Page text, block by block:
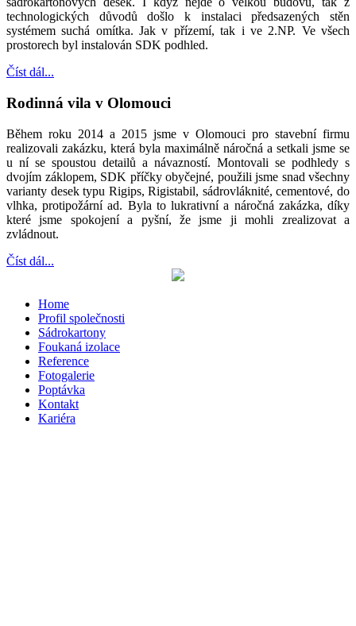
technologických důvodů došlo k instalaci předsazených stěn
systémem suchá omítka. Jak v přízemí, tak i ve 2.NP. Ve všech
prostorech byl instalován SDK podhled.
Číst dál...
Rodinná vila v Olomouci
Během roku 2014 a 2015 jsme v Olomouci pro stavební firmu
realizovali zakázku, která byla maximálně náročná a setkali jsme se
u ní se spoustou detailů a návazností. Montovali se podhledy s
dvojím záklopem, SDK příčky obyčejné, použili jsme snad všechny
varianty desek typu Rigips, Rigistabil, sádrovláknité, cementové, do
vlhka, protipožární ad. Byla to lukrativní a náročná zakázka, díky
které jsme spokojení a pyšní, že jsme ji mohli zrealizovat a
zvládnout.
Číst dál...
Home
Profil společnosti
Sádrokartony
Foukaná izolace
Reference
Fotogalerie
Poptávka
Kontakt
Kariéra